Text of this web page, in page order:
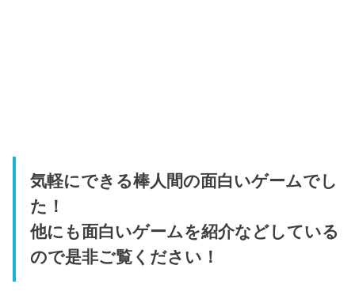
気軽にできる棒人間の面白いゲームでし
た！
他にも面白いゲームを紹介などしている
ので是非ご覧ください！